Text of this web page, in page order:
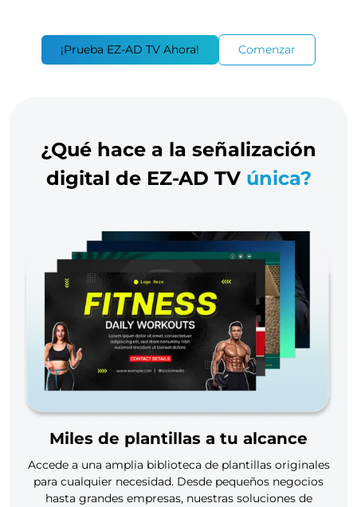
¡Prueba EZ-AD TV Ahora! Comenzar
¿Qué hace a la señalización
digital de EZ-AD TV única?
Miles de plantillas a tu alcance
Accede a una amplia biblioteca de plantillas originales
para cualquier necesidad. Desde pequeños negocios
hasta grandes empresas, nuestras soluciones de